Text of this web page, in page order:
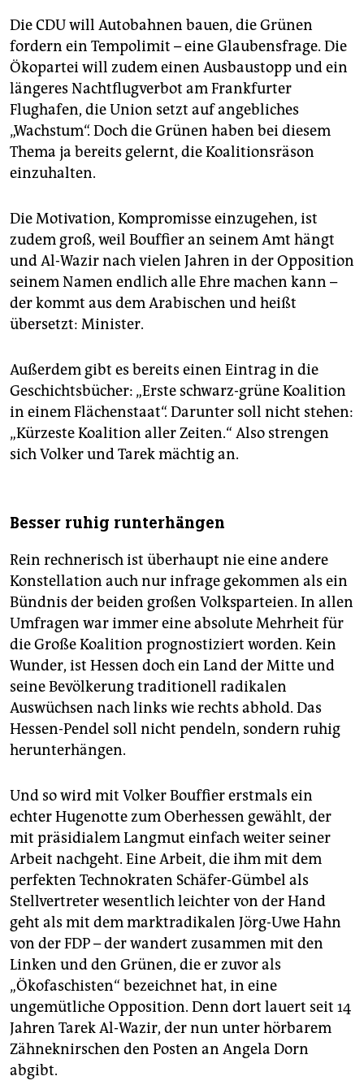
Die CDU will Autobahnen bauen, die Grünen
fordern ein Tempolimit – eine Glaubensfrage. Die
Ökopartei will zudem einen Ausbaustopp und ein
längeres Nachtflugverbot am Frankfurter
Flughafen, die Union setzt auf angebliches
„Wachstum“. Doch die Grünen haben bei diesem
Thema ja bereits gelernt, die Koalitionsräson
einzuhalten.
Die Motivation, Kompromisse einzugehen, ist
zudem groß, weil Bouffier an seinem Amt hängt
und Al-Wazir nach vielen Jahren in der Opposition
seinem Namen endlich alle Ehre machen kann –
der kommt aus dem Arabischen und heißt
übersetzt: Minister.
Außerdem gibt es bereits einen Eintrag in die
Geschichtsbücher: „Erste schwarz-grüne Koalition
in einem Flächenstaat“. Darunter soll nicht stehen:
„Kürzeste Koalition aller Zeiten.“ Also strengen
sich Volker und Tarek mächtig an.
Besser ruhig runterhängen
Rein rechnerisch ist überhaupt nie eine andere
Konstellation auch nur infrage gekommen als ein
Bündnis der beiden großen Volksparteien. In allen
Umfragen war immer eine absolute Mehrheit für
die Große Koalition prognostiziert worden. Kein
Wunder, ist Hessen doch ein Land der Mitte und
seine Bevölkerung traditionell radikalen
Auswüchsen nach links wie rechts abhold. Das
Hessen-Pendel soll nicht pendeln, sondern ruhig
herunterhängen.
Und so wird mit Volker Bouffier erstmals ein
echter Hugenotte zum Oberhessen gewählt, der
mit präsidialem Langmut einfach weiter seiner
Arbeit nachgeht. Eine Arbeit, die ihm mit dem
perfekten Technokraten Schäfer-Gümbel als
Stellvertreter wesentlich leichter von der Hand
geht als mit dem marktradikalen Jörg-Uwe Hahn
von der FDP – der wandert zusammen mit den
Linken und den Grünen, die er zuvor als
„Ökofaschisten“ bezeichnet hat, in eine
ungemütliche Opposition. Denn dort lauert seit 14
Jahren Tarek Al-Wazir, der nun unter hörbarem
Zähneknirschen den Posten an Angela Dorn
abgibt.